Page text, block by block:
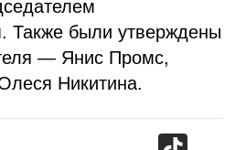
Также были утверждены
— Янис Промс,
Никитина.